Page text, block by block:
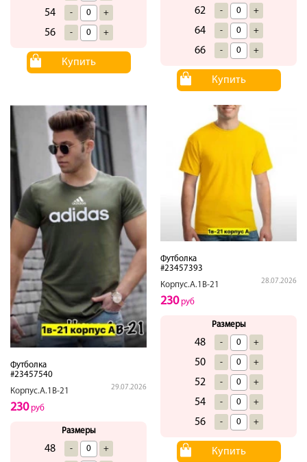
54 - +
56 - +
Купить
62 - +
64 - +
66 - +
Купить
Футболка
#23457540
Корпус.А.1В-21
29.07.2026
230руб
Размеры
48 - +
Футболка
#23457393
Корпус.А.1В-21
28.07.2026
230руб
Размеры
48 - +
50 - +
52 - +
54 - +
56 - +
Купить